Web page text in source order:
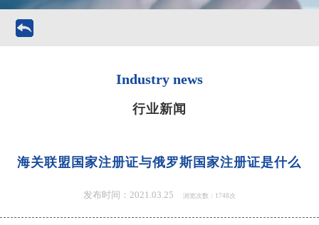
Industry news
行业新闻
海关联盟国家注册证与俄罗斯国家注册证是什么
发布时间：2021.03.25 浏览次数：1748次